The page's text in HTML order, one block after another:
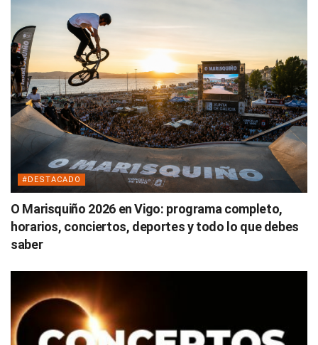
#DESTACADO
O Marisquiño 2026 en Vigo: programa completo,
horarios, conciertos, deportes y todo lo que debes
saber